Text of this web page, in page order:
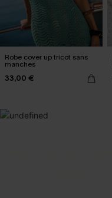
Robe cover up tricot sans
manches
33,00 €